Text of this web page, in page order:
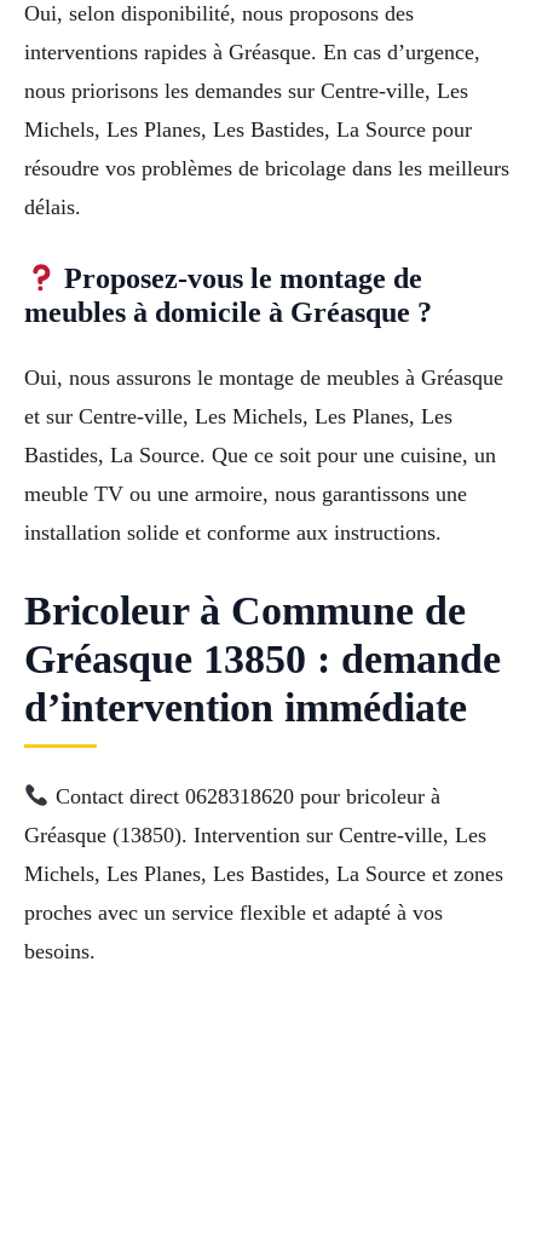
Oui, selon disponibilité, nous proposons des
interventions rapides à Gréasque. En cas d’urgence,
nous priorisons les demandes sur Centre-ville, Les
Michels, Les Planes, Les Bastides, La Source pour
résoudre vos problèmes de bricolage dans les meilleurs
délais.
Proposez-vous le montage de
meubles à domicile à Gréasque ?
Oui, nous assurons le montage de meubles à Gréasque
et sur Centre-ville, Les Michels, Les Planes, Les
Bastides, La Source. Que ce soit pour une cuisine, un
meuble TV ou une armoire, nous garantissons une
installation solide et conforme aux instructions.
Bricoleur à Commune de
Gréasque 13850 : demande
d’intervention immédiate
Contact direct 0628318620 pour bricoleur à
Gréasque (13850). Intervention sur Centre-ville, Les
Michels, Les Planes, Les Bastides, La Source et zones
proches avec un service flexible et adapté à vos
besoins.